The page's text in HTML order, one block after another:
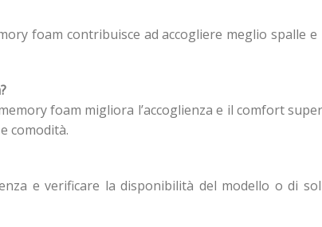
foam contribuisce ad accogliere meglio spalle
foam migliora l’accoglienza e il comfort
comodità.
e verificare la disponibilità del modello o di